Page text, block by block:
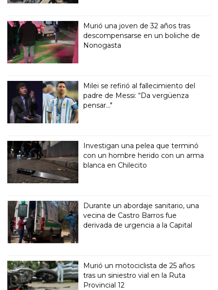
Murió una joven de 32 años tras
descompensarse en un boliche de
Nonogasta
Milei se refirió al fallecimiento del
padre de Messi: “Da vergüenza
pensar..."
Investigan una pelea que terminó
con un hombre herido con un arma
blanca en Chilecito
Durante un abordaje sanitario, una
vecina de Castro Barros fue
derivada de urgencia a la Capital
Murió un motociclista de 25 años
tras un siniestro vial en la Ruta
Provincial 12